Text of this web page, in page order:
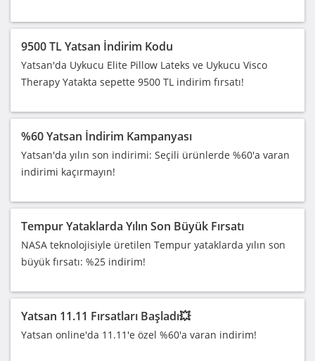
9500 TL Yatsan İndirim Kodu
Yatsan'da Uykucu Elite Pillow Lateks ve Uykucu Visco
Therapy Yatakta sepette 9500 TL indirim fırsatı!
%60 Yatsan İndirim Kampanyası
Yatsan'da yılın son indirimi: Seçili ürünlerde %60'a varan
indirimi kaçırmayın!
Tempur Yataklarda Yılın Son Büyük Fırsatı
NASA teknolojisiyle üretilen Tempur yataklarda yılın son
büyük fırsatı: %25 indirim!
Yatsan 11.11 Fırsatları Başladı💥
Yatsan online'da 11.11'e özel %60'a varan indirim!